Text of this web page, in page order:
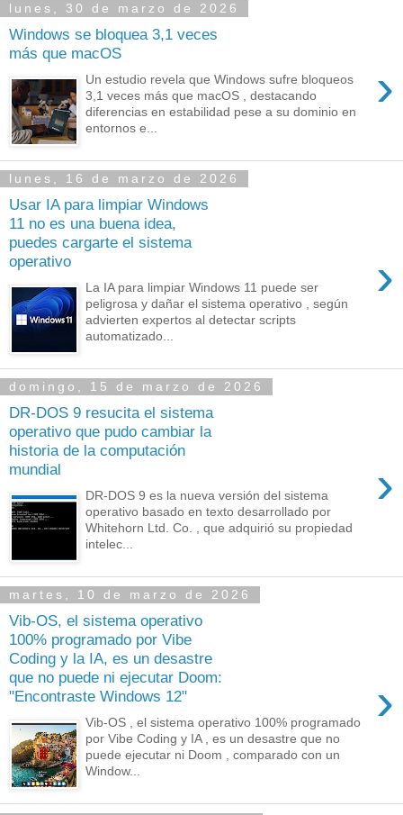
lunes, 30 de marzo de 2026
Windows se bloquea 3,1 veces
más que macOS
›
Un estudio revela que Windows sufre bloqueos
3,1 veces más que macOS , destacando
diferencias en estabilidad pese a su dominio en
entornos e...
lunes, 16 de marzo de 2026
Usar IA para limpiar Windows
11 no es una buena idea,
puedes cargarte el sistema
operativo
›
La IA para limpiar Windows 11 puede ser
peligrosa y dañar el sistema operativo , según
advierten expertos al detectar scripts
automatizado...
domingo, 15 de marzo de 2026
DR-DOS 9 resucita el sistema
operativo que pudo cambiar la
historia de la computación
mundial
›
DR-DOS 9 es la nueva versión del sistema
operativo basado en texto desarrollado por
Whitehorn Ltd. Co. , que adquirió su propiedad
intelec...
martes, 10 de marzo de 2026
Vib-OS, el sistema operativo
100% programado por Vibe
Coding y la IA, es un desastre
que no puede ni ejecutar Doom:
"Encontraste Windows 12"
›
Vib-OS , el sistema operativo 100% programado
por Vibe Coding y IA , es un desastre que no
puede ejecutar ni Doom , comparado con un
Window...